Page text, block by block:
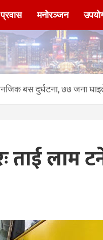
पहिलो
प्रवास मनोरञ्जन
बस दुर्घटना, ७७ जना
ताई लाम